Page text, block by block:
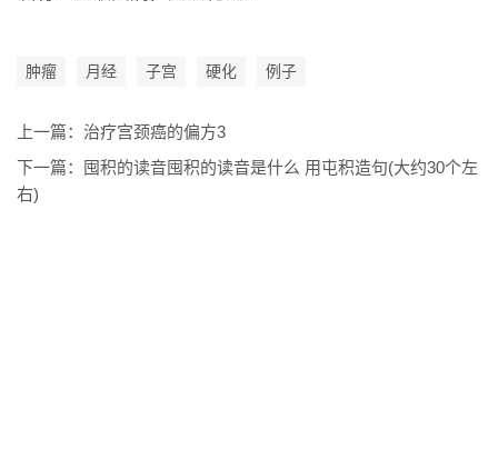
肿瘤 月经 子宫 硬化 例子
上一篇： 治疗宫颈癌的偏方3
下一篇：
囤积的读音囤积的读音是什么 用屯积造句(大约30个左
右)